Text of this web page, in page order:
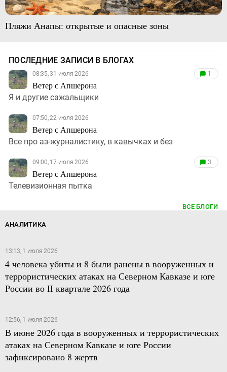
Пляжи Анапы: открытые и опасные зоны
ПОСЛЕДНИЕ ЗАПИСИ В БЛОГАХ
08:35, 31 июля 2026
Ветер с Апшерона
1
Я и другие сажальщики
07:50, 22 июля 2026
Ветер с Апшерона
Все про аз-журналистику, в кавычках и без
09:00, 17 июля 2026
Ветер с Апшерона
3
Телевизионная пытка
ВСЕ БЛОГИ
АНАЛИТИКА
13:13, 1 июля 2026
4 человека убиты и 8 были ранены в вооруженных и
террористических атаках на Северном Кавказе и юге
России во II квартале 2026 года
12:56, 1 июля 2026
В июне 2026 года в вооруженных и террористических
атаках на Северном Кавказе и юге России
зафиксировано 8 жертв